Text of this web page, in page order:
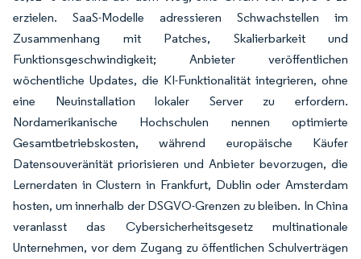
erzielen. SaaS-Modelle adressieren Schwachstellen im
Zusammenhang mit Patches, Skalierbarkeit und
Funktionsgeschwindigkeit; Anbieter veröffentlichen
wöchentliche Updates, die KI-Funktionalität integrieren, ohne
eine Neuinstallation lokaler Server zu erfordern.
Nordamerikanische Hochschulen nennen optimierte
Gesamtbetriebskosten, während europäische Käufer
Datensouveränität priorisieren und Anbieter bevorzugen, die
Lernerdaten in Clustern in Frankfurt, Dublin oder Amsterdam
hosten, um innerhalb der DSGVO-Grenzen zu bleiben. In China
veranlasst das Cybersicherheitsgesetz multinationale
Unternehmen, vor dem Zugang zu öffentlichen Schulverträgen